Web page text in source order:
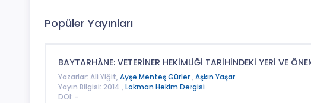
Popüler Yayınları
BAYTARHÂNE: VETERİNER HEKİMLİĞİ TARİHİNDEKİ YERİ VE
Yazarlar: Ali Yiğit, Ayşe Menteş Gürler, Aşkın Yaşar
Yayın Bilgisi: 2014 , Lokman Hekim Dergisi
DOI: -